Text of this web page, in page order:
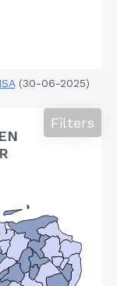
(30-06-2025)
Filters